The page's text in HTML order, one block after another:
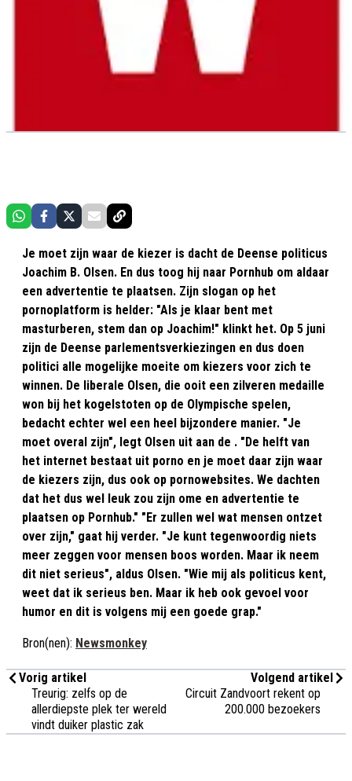
Je moet zijn waar de kiezer is dacht de Deense politicus
Joachim B. Olsen. En dus toog hij naar Pornhub om aldaar
een advertentie te plaatsen. Zijn slogan op het
pornoplatform is helder: "Als je klaar bent met
masturberen, stem dan op Joachim!" klinkt het. Op 5 juni
zijn de Deense parlementsverkiezingen en dus doen
politici alle mogelijke moeite om kiezers voor zich te
winnen. De liberale Olsen, die ooit een zilveren medaille
won bij het kogelstoten op de Olympische spelen,
bedacht echter wel een heel bijzondere manier. "Je
moet overal zijn", legt Olsen uit aan de . "De helft van
het internet bestaat uit porno en je moet daar zijn waar
de kiezers zijn, dus ook op pornowebsites. We dachten
dat het dus wel leuk zou zijn ome en advertentie te
plaatsen op Pornhub." "Er zullen wel wat mensen ontzet
over zijn," gaat hij verder. "Je kunt tegenwoordig niets
meer zeggen voor mensen boos worden. Maar ik neem
dit niet serieus", aldus Olsen. "Wie mij als politicus kent,
weet dat ik serieus ben. Maar ik heb ook gevoel voor
humor en dit is volgens mij een goede grap."
Bron(nen): Newsmonkey
Vorig artikel
Treurig: zelfs op de
allerdiepste plek ter wereld
vindt duiker plastic zak
Volgend artikel
Circuit Zandvoort rekent op
200.000 bezoekers